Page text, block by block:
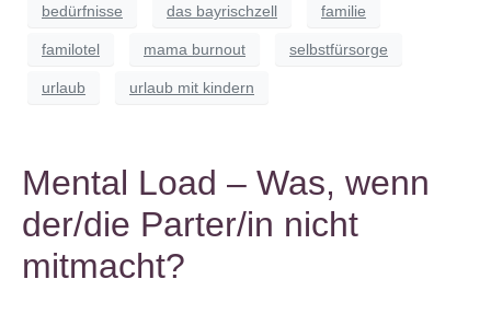
bedürfnisse das bayrischzell familie
familotel mama burnout selbstfürsorge
urlaub urlaub mit kindern
Mental Load – Was, wenn
der/die Parter/in nicht
mitmacht?